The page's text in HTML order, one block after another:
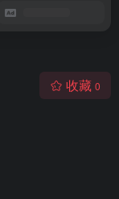
收藏 0